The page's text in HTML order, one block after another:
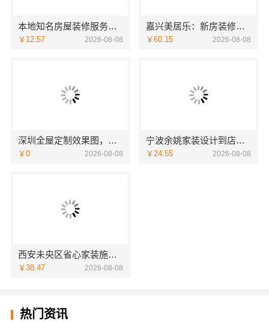
本地知名房屋装修服务环保，嘉兴绿色之家建材科技有限公司
￥12.57 2026-08-08
嘉兴美居乐：新房装修居室改造预约
￥60.15 2026-08-08
深圳全屋定制效果图，华居不锈钢演绎
￥0 2026-08-08
宁波余姚家装设计到店咨询宁波雅美和居建材科技
￥24.55 2026-08-08
西安未央区省心家装施工毛坯房材料靠谱-居安天成
￥38.47 2026-08-08
热门资讯